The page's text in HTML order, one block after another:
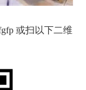
或扫以下二维